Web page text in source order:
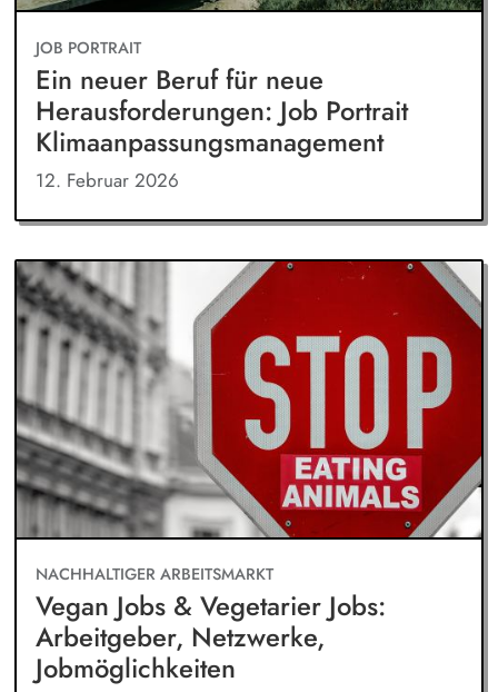
JOB PORTRAIT
Ein neuer Beruf für neue
Herausforderungen: Job Portrait
Klimaanpassungsmanagement
12. Februar 2026
NACHHALTIGER ARBEITSMARKT
Vegan Jobs & Vegetarier Jobs:
Arbeitgeber, Netzwerke,
Jobmöglichkeiten